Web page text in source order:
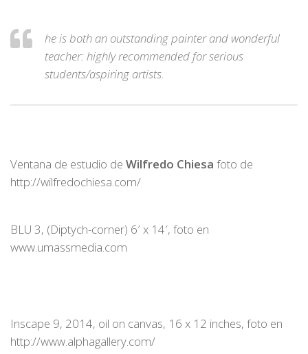
he is both an outstanding painter and wonderful
teacher: highly recommended for serious
students/aspiring artists.
Ventana de estudio de Wilfredo Chiesa foto de
http://wilfredochiesa.com/
BLU 3, (Diptych-corner) 6′ x 14′, foto en
www.umassmedia.com
Inscape 9, 2014, oil on canvas, 16 x 12 inches, foto en
http://www.alphagallery.com/